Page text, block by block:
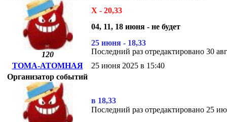
120
Х - 20,33
04, 11, 18 июня - не будет
25 июня - 18,33
Последний раз отредактировано 30
ТОМА-АТОМНАЯ
25 июня 2025 в 15:40
Организатор событий
в 18,33
Последний раз отредактировано